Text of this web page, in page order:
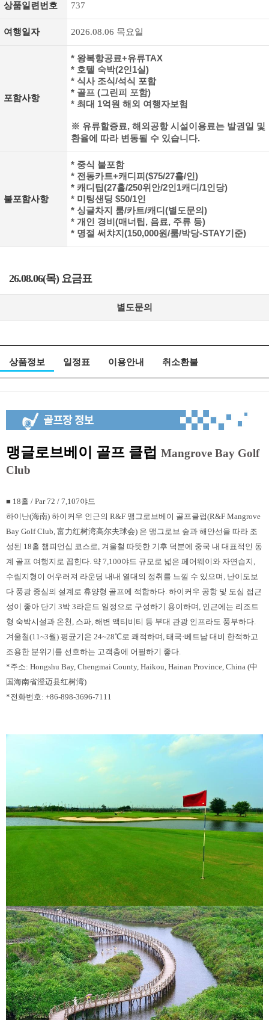
상품일련번호 737
여행일자 2026.08.06 목요일
포함사항
* 왕복항공료+유류TAX
* 호텔 숙박(2인1실)
* 식사 조식/석식 포함
* 골프 (그린피 포함)
* 최대 1억원 해외 여행자보험
※ 유류할증료, 해외공항 시설이용료는 발권일 및
환율에 따라 변동될 수 있습니다.
불포함사항
* 중식 불포함
* 전동카트+캐디피($75/27홀/인)
* 캐디팁(27홀/250위안/2인1캐디/1인당)
* 미팅샌딩 $50/1인
* 싱글차지 룸/카트/캐디(별도문의)
* 개인 경비(매너팁, 음료, 주류 등)
* 명절 써챠지(150,000원/룸/박당-STAY기준)
26.08.06(목) 요금표
별도문의
상품정보 일정표 이용안내 취소환불
맹글로브베이 골프 클럽 Mangrove Bay Golf
Club
■ 18홀 / Par 72 / 7,107야드
하이난(海南) 하이커우 인근의 R&F 맹그로브베이 골프클럽(R&F Mangrove
Bay Golf Club, 富力红树湾高尔夫球会) 은 맹그로브 숲과 해안선을 따라 조
성된 18홀 챔피언십 코스로, 겨울철 따뜻한 기후 덕분에 중국 내 대표적인 동
계 골프 여행지로 꼽힌다. 약 7,100야드 규모로 넓은 페어웨이와 자연습지,
수림지형이 어우러져 라운딩 내내 열대의 정취를 느낄 수 있으며, 난이도보
다 풍광 중심의 설계로 휴양형 골프에 적합하다. 하이커우 공항 및 도심 접근
성이 좋아 단기 3박 3라운드 일정으로 구성하기 용이하며, 인근에는 리조트
형 숙박시설과 온천, 스파, 해변 액티비티 등 부대 관광 인프라도 풍부하다.
겨울철(11~3월) 평균기온 24~28℃로 쾌적하며, 태국·베트남 대비 한적하고
조용한 분위기를 선호하는 고객층에 어필하기 좋다.
*주소: Hongshu Bay, Chengmai County, Haikou, Hainan Province, China (中
国海南省澄迈县红树湾)
*전화번호: +86-898-3696-7111